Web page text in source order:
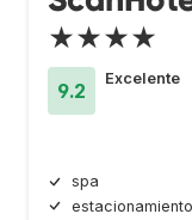
★★★★
9.2
Excelente
spa
estacionamiento